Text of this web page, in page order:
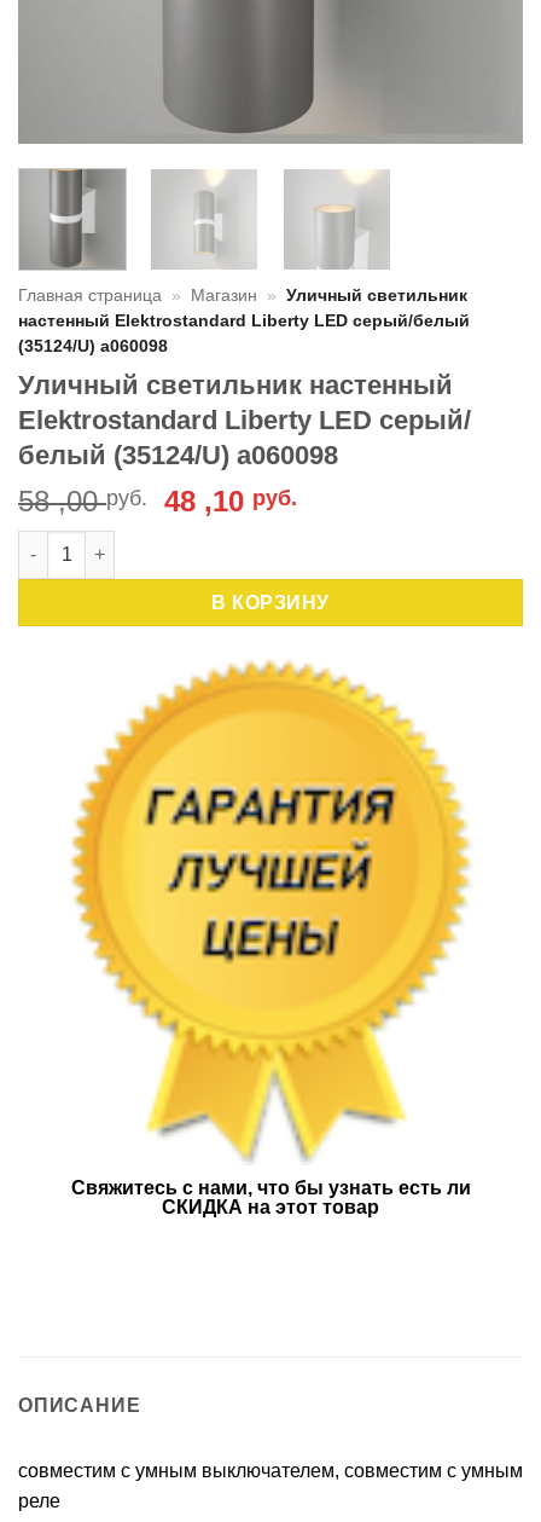
Главная страница » Магазин »
Уличный светильник
настенный Elektrostandard Liberty LED серый/белый
(35124/U) a060098
Уличный светильник настенный
Elektrostandard Liberty LED серый/
белый (35124/U) a060098
58 ,00руб.
Первоначальная
58
,00 руб..
48 ,10 руб.
,10 руб..
Количество товара Уличный светильник настенный
В КОРЗИНУ
Свяжитесь с нами, что бы узнать есть ли
СКИДКА на этот товар
ОПИСАНИЕ
совместим с умным выключателем, совместим с умным
реле